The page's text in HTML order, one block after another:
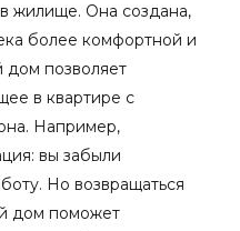
жилище. Она создана,
более комфортной и
дом позволяет
в квартире с
Например,
вы забыли
Но возвращаться
дом поможет